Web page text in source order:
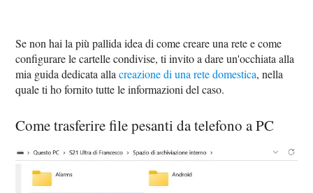
Se non hai la più pallida idea di come creare una rete e come
configurare le cartelle condivise, ti invito a dare un'occhiata alla
mia guida dedicata allacreazione di una rete domestica, nella
quale ti ho fornito tutte le informazioni del caso.
Come trasferire file pesanti da telefono a PC